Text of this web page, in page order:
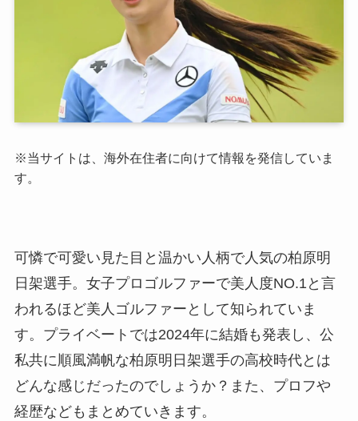
※当サイトは、海外在住者に向けて情報を発信していま
す。
可憐で可愛い見た目と温かい人柄で人気の柏原明
日架選手。女子プロゴルファーで美人度NO.1と言
われるほど美人ゴルファーとして知られていま
す。プライベートでは2024年に結婚も発表し、公
私共に順風満帆な柏原明日架選手の高校時代とは
どんな感じだったのでしょうか？また、プロフや
経歴などもまとめていきます。